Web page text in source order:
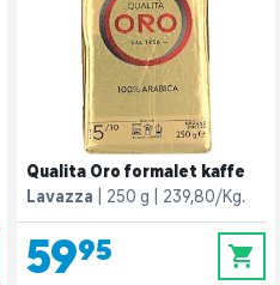
Qualita Oro formalet kaffe
Lavazza
250 g 239,80/Kg.
59,95 0